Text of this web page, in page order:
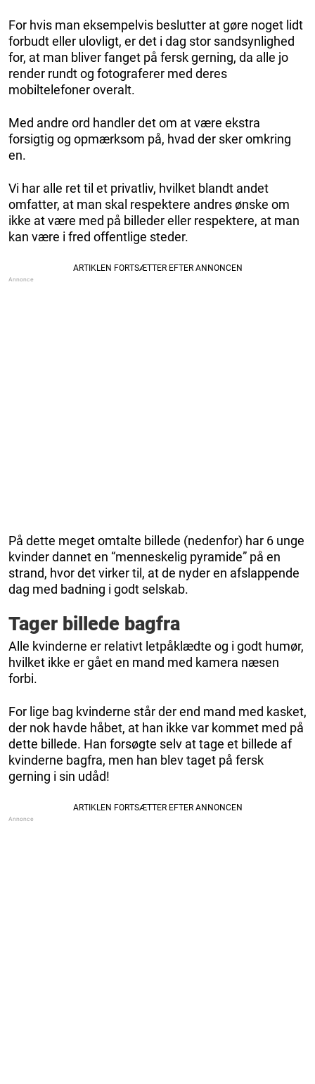
For hvis man eksempelvis beslutter at gøre noget lidt
forbudt eller ulovligt, er det i dag stor sandsynlighed
for, at man bliver fanget på fersk gerning, da alle jo
render rundt og fotograferer med deres
mobiltelefoner overalt.
Med andre ord handler det om at være ekstra
forsigtig og opmærksom på, hvad der sker omkring
en.
Vi har alle ret til et privatliv, hvilket blandt andet
omfatter, at man skal respektere andres ønske om
ikke at være med på billeder eller respektere, at man
kan være i fred offentlige steder.
På dette meget omtalte billede (nedenfor) har 6 unge
kvinder dannet en “menneskelig pyramide” på en
strand, hvor det virker til, at de nyder en afslappende
dag med badning i godt selskab.
Tager billede bagfra
Alle kvinderne er relativt letpåklædte og i godt humør,
hvilket ikke er gået en mand med kamera næsen
forbi.
For lige bag kvinderne står der end mand med kasket,
der nok havde håbet, at han ikke var kommet med på
dette billede. Han forsøgte selv at tage et billede af
kvinderne bagfra, men han blev taget på fersk
gerning i sin udåd!